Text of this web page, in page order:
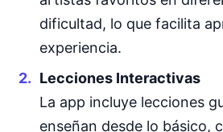
dificultad, lo que facilita
experiencia.
Lecciones Interactivas
La app incluye lecciones
enseñan desde lo básico,